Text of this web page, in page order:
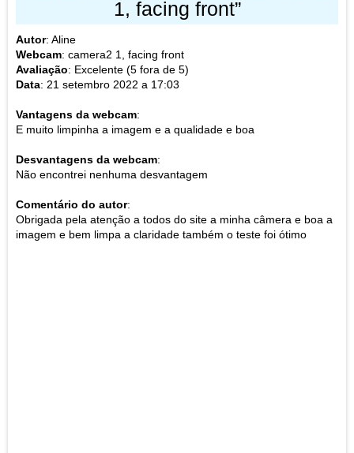
1, facing front”
Autor: Aline
Webcam: camera2 1, facing front
Avaliação: Excelente (5 fora de 5)
Data: 21 setembro 2022 a 17:03
Vantagens da webcam:
E muito limpinha a imagem e a qualidade e boa
Desvantagens da webcam:
Não encontrei nenhuma desvantagem
Comentário do autor:
Obrigada pela atenção a todos do site a minha câmera e boa a
imagem e bem limpa a claridade também o teste foi ótimo